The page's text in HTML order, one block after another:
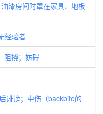
房间时罩在家具、地板
经验者
挠；妨碍
谤；中伤（backbite的